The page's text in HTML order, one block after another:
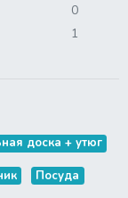
0
1
доска + утюг
Посуда